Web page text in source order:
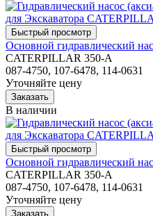
Основной гидравлический
CATERPILLAR 350-A
087-4750, 107-6478, 114-0631
Уточняйте цену
В наличии
Основной гидравлический
CATERPILLAR 350-A
087-4750, 107-6478, 114-0631
Уточняйте цену